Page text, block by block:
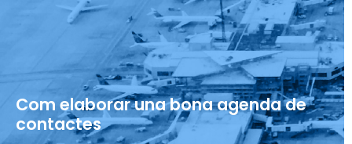
Com elaborar una bona agenda de
contactes